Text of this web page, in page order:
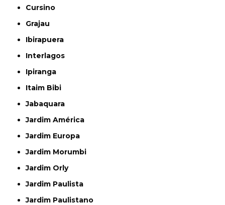
Cursino
Grajau
Ibirapuera
Interlagos
Ipiranga
Itaim Bibi
Jabaquara
Jardim América
Jardim Europa
Jardim Morumbi
Jardim Orly
Jardim Paulista
Jardim Paulistano